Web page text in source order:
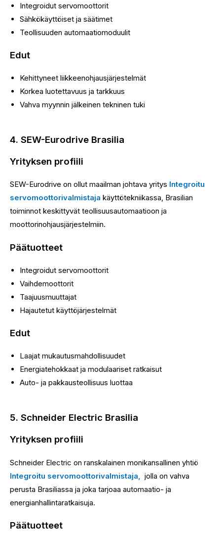
Integroidut servomoottorit
Sähkökäyttöiset ja säätimet
Teollisuuden automaatiomoduulit
Edut
Kehittyneet liikkeenohjausjärjestelmät
Korkea luotettavuus ja tarkkuus
Vahva myynnin jälkeinen tekninen tuki
4. SEW-Eurodrive Brasilia
Yrityksen profiili
SEW-Eurodrive on ollut maailman johtava yritys Integroitu
servomoottorivalmistaja käyttötekniikassa, Brasilian
toiminnot keskittyvät teollisuusautomaatioon ja
moottorinohjausjärjestelmiin.
Päätuotteet
Integroidut servomoottorit
Vaihdemoottorit
Taajuusmuuttajat
Hajautetut käyttöjärjestelmät
Edut
Laajat mukautusmahdollisuudet
Energiatehokkaat ja modulaariset ratkaisut
Auto- ja pakkausteollisuus luottaa
5. Schneider Electric Brasilia
Yrityksen profiili
Schneider Electric on ranskalainen monikansallinen yhtiö
Integroitu servomoottorivalmistaja,
jolla on vahva
perusta Brasiliassa ja joka tarjoaa automaatio- ja
energianhallintaratkaisuja.
Päätuotteet